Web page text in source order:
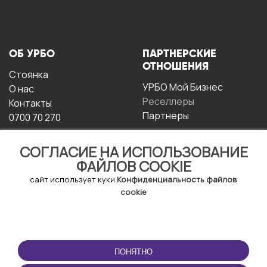
СОГЛАСИЕ НА ИСПОЛЬЗОВАНИЕ
ФАЙЛОВ COOKIE
сайт использует куки Конфиденциальность файлов
cookie
ПОНЯТНО
ОБ УРБО
Стоянка
О нас
Контакты
0700 70 270
ПАРТНЕРСКИЕ
ОТНОШЕНИЯ
УРБО Мой Бизнес
Реселлеры
Партнеры
ЭКСПЛУАТАЦИИ
Условия и положения
ПРИЛОЖЕНИЕ